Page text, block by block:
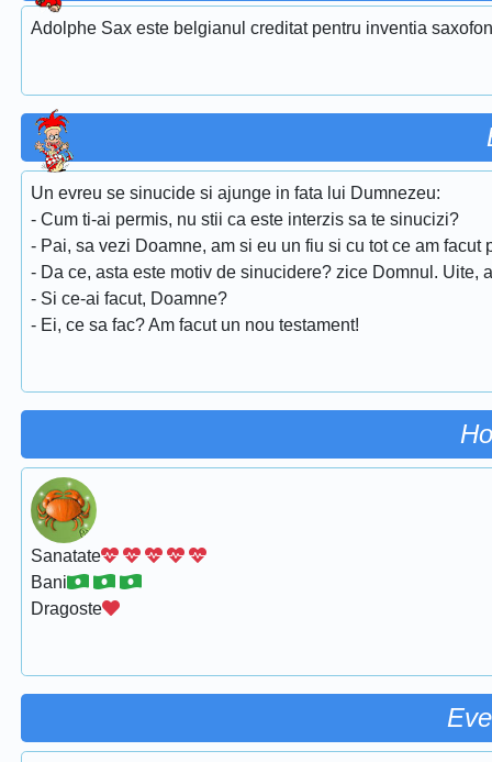
Adolphe Sax este belgianul creditat pentru inventia
Un evreu se sinucide si ajunge in fata lui Dumnezeu:
- Cum ti-ai permis, nu stii ca este interzis sa te sinucizi?
- Pai, sa vezi Doamne, am si eu un fiu si cu tot ce am facut
- Da ce, asta este motiv de sinucidere? zice Domnul. Uite,
- Si ce-ai facut, Doamne?
- Ei, ce sa fac? Am facut un nou testament!
Sanatate
Bani
Dragoste